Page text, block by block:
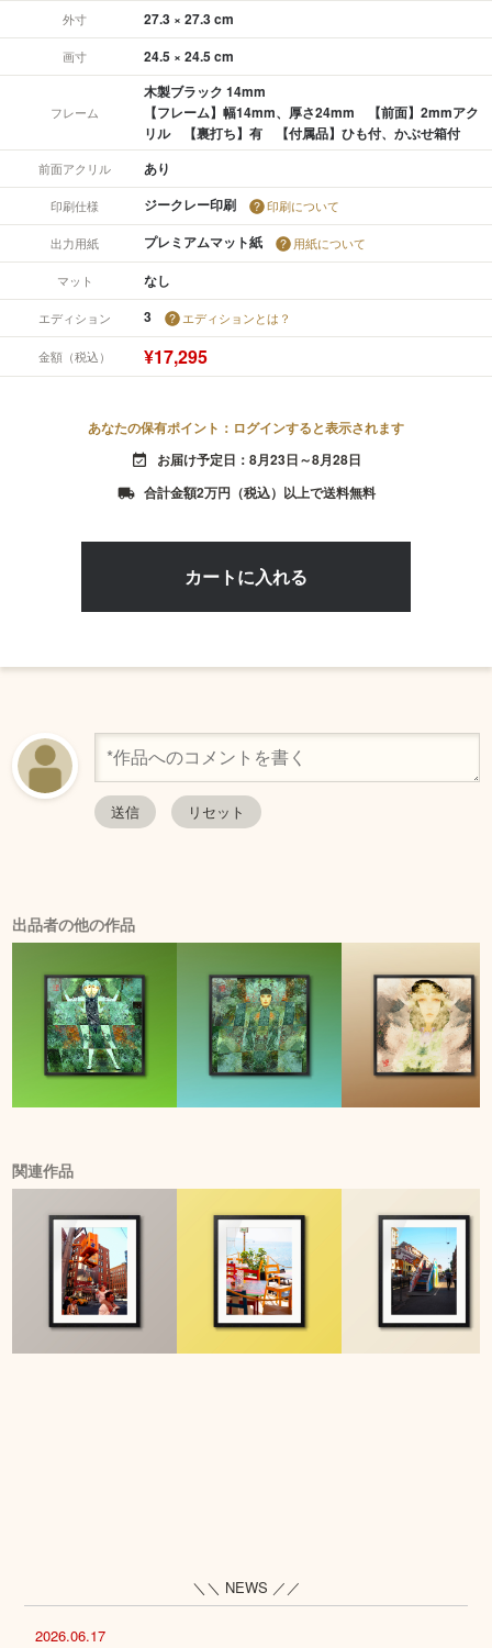
外寸 27.3 × 27.3 cm
画寸 24.5 × 24.5 cm
フレーム
木製ブラック 14mm
【フレーム】幅14mm、厚さ24mm 【前面】2mmアク
リル 【裏打ち】有 【付属品】ひも付、かぶせ箱付
前面アクリル あり
印刷仕様 ジークレー印刷 印刷について
出力用紙 プレミアムマット紙 用紙について
マット なし
エディション 3 エディションとは？
金額（税込） ¥17,295
あなたの保有ポイント：ログインすると表示されます
event_available お届け予定日：8月23日～8月28日
local_shipping 合計金額2万円（税込）以上で送料無料
出品者の他の作品
関連作品
＼＼ NEWS ／／
2026.06.17